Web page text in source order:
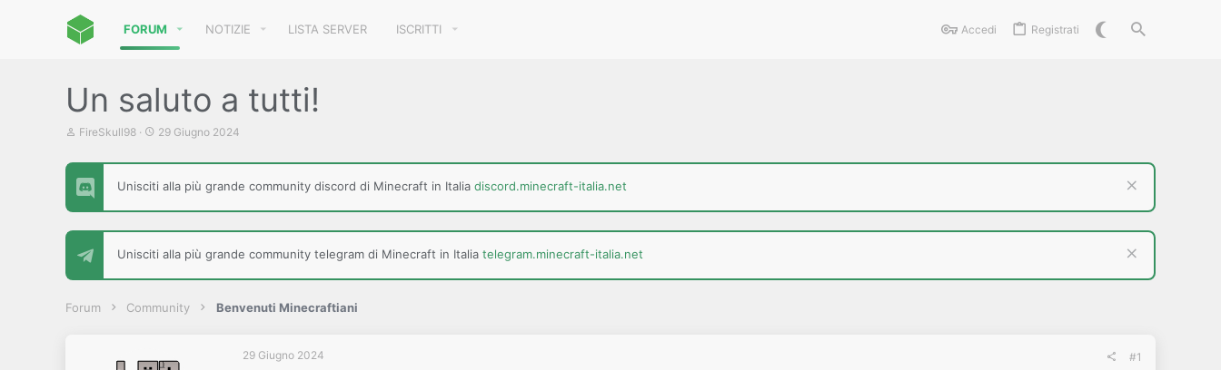
FORUM NOTIZIE LISTA SERVER ISCRITTI Accedi Registrati
Un saluto a tutti!
C
e
a
t
e
u
FireSkull98
D
t
d
n
i
z
i
29 Giugno 2024
Unisciti alla più grande community discord di Minecraft in Italia discord.minecraft-italia.net
Unisciti alla più grande community telegram di Minecraft in Italia telegram.minecraft-italia.net
Forum Community Benvenuti Minecraftiani
29 Giugno 2024 #1